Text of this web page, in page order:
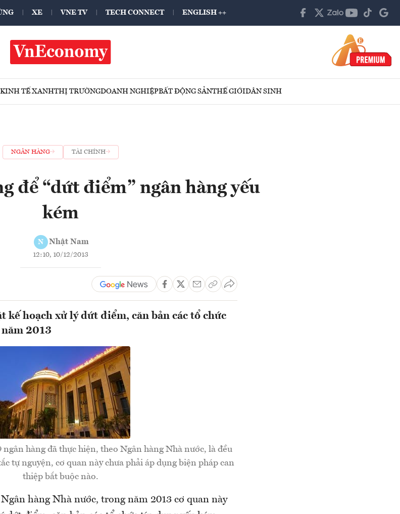
XE VNE TV TECH CONNECT ENGLISH ++
KINH TẾ XANHTHỊ TRƯỜNGDOANH NGHIỆPBẤT ĐỘNG SẢNTHẾ GIỚIDÂN SINH
NGÂN HÀNG TÀI CHÍNH
để “dứt điểm” ngân hàng yếu
kém
N Nhật Nam
12:10, 10/12/2013
kế hoạch xử lý dứt điểm, căn bản các tổ chức
2013
ngân hàng đã thực hiện, theo Ngân hàng Nhà nước, là đều
tự nguyện, cơ quan này chưa phải áp dụng biện pháp can
thiệp bắt buộc nào.
hàng Nhà nước, trong năm 2013 cơ quan này